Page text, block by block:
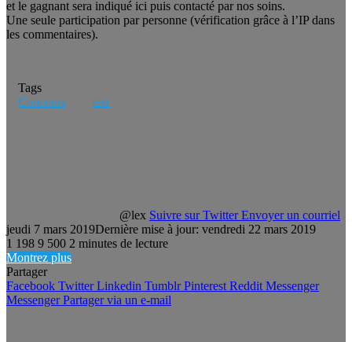
et le gagnant sera indiqué ici puis contacté par nos soins.
Une seule participation par personne (vérification grâce à l’IP dans
les commentaires).
Tags
Concours
test
@lex Suivre sur Twitter Envoyer un courriel
jeudi 7 mars 2019Dernière mise à jour: vendredi 22 mars 2019
1 198 9 500 2 minutes de lecture
Montrez plus
Partager
Facebook Twitter Linkedin Tumblr Pinterest Reddit Messenger
Messenger Partager via un e-mail